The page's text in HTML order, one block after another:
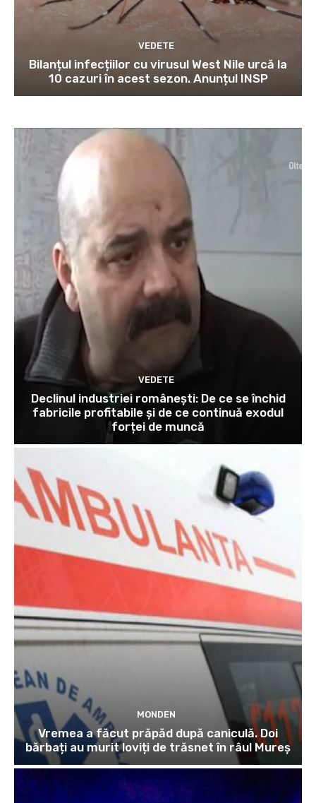
VEDETE
Bilanțul infecțiilor cu virusul West Nile urcă la
10 cazuri în acest sezon. Anunțul INSP
VEDETE
Declinul industriei românești: De ce se închid
fabricile profitabile și de ce continuă exodul
forței de muncă
MONDEN
Vremea a făcut prăpăd după caniculă. Doi
bărbați au murit loviți de trăsnet în râul Mureș